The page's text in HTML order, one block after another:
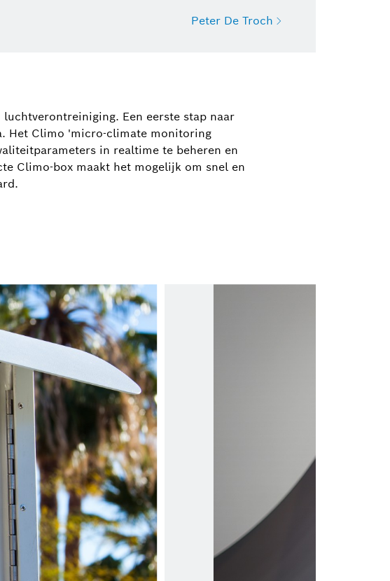
Peter De Troch
Een eerste stap naar
Het Climo 'micro-climate monitoring
in realtime te beheren en
Climo-box maakt het mogelijk om snel en